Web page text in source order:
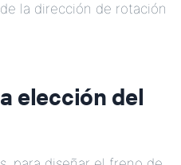
la dirección de rotación
elección del